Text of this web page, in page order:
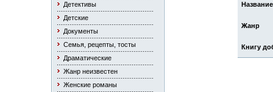
Детективы
Детские
Документы
Семья, рецепты, тосты
Драматические
Жанр неизвестен
Женские романы
Название
Жанр
Книгу